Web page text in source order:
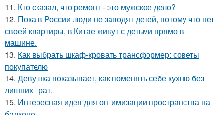
11. Кто сказал, что ремонт - это мужское дело?
12. Пока в России люди не заводят детей, потому что нет
своей квартиры, в Китае живут с детьми прямо в
машине.
13. Как выбрать шкаф-кровать трансформер: советы
покупателю
14. Девушка показывает, как поменять себе кухню без
лишних трат.
15. Интересная идея для оптимизации пространства на